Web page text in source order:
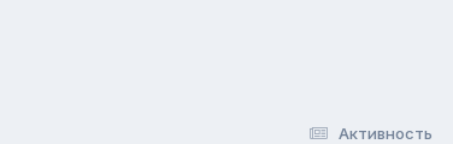
Активность